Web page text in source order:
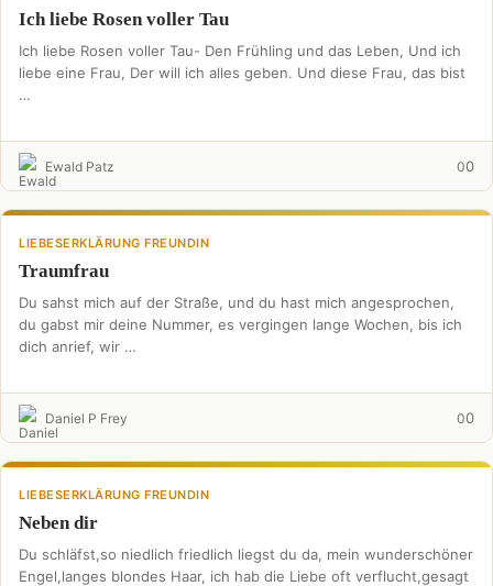
Ich liebe Rosen voller Tau
Ich liebe Rosen voller Tau- Den Frühling und das Leben, Und ich
liebe eine Frau, Der will ich alles geben. Und diese Frau, das bist
…
Ewald Patz 00
LIEBESERKLÄRUNG FREUNDIN
Traumfrau
Du sahst mich auf der Straße, und du hast mich angesprochen,
du gabst mir deine Nummer, es vergingen lange Wochen, bis ich
dich anrief, wir …
Daniel P Frey 00
LIEBESERKLÄRUNG FREUNDIN
Neben dir
Du schläfst,so niedlich friedlich liegst du da, mein wunderschöner
Engel,langes blondes Haar, ich hab die Liebe oft verflucht,gesagt